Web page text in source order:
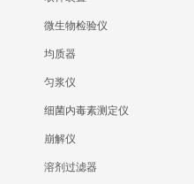
微生物检验仪
均质器
匀浆仪
细菌内毒素测定仪
崩解仪
溶剂过滤器